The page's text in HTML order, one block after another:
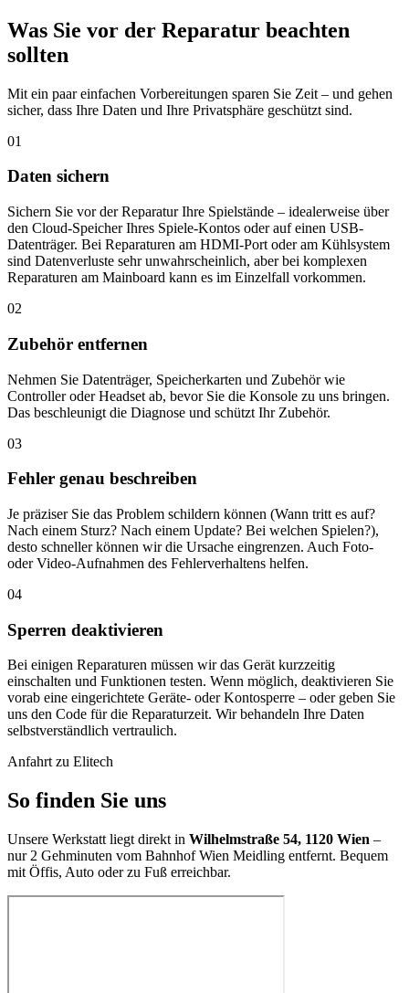
Was Sie vor der Reparatur beachten
sollten
Mit ein paar einfachen Vorbereitungen sparen Sie Zeit – und gehen
sicher, dass Ihre Daten und Ihre Privatsphäre geschützt sind.
01
Daten sichern
Sichern Sie vor der Reparatur Ihre Spielstände – idealerweise über
den Cloud-Speicher Ihres Spiele-Kontos oder auf einen USB-
Datenträger. Bei Reparaturen am HDMI-Port oder am Kühlsystem
sind Datenverluste sehr unwahrscheinlich, aber bei komplexen
Reparaturen am Mainboard kann es im Einzelfall vorkommen.
02
Zubehör entfernen
Nehmen Sie Datenträger, Speicherkarten und Zubehör wie
Controller oder Headset ab, bevor Sie die Konsole zu uns bringen.
Das beschleunigt die Diagnose und schützt Ihr Zubehör.
03
Fehler genau beschreiben
Je präziser Sie das Problem schildern können (Wann tritt es auf?
Nach einem Sturz? Nach einem Update? Bei welchen Spielen?),
desto schneller können wir die Ursache eingrenzen. Auch Foto-
oder Video-Aufnahmen des Fehlerverhaltens helfen.
04
Sperren deaktivieren
Bei einigen Reparaturen müssen wir das Gerät kurzzeitig
einschalten und Funktionen testen. Wenn möglich, deaktivieren Sie
vorab eine eingerichtete Geräte- oder Kontosperre – oder geben Sie
uns den Code für die Reparaturzeit. Wir behandeln Ihre Daten
selbstverständlich vertraulich.
Anfahrt zu Elitech
So finden Sie uns
Unsere Werkstatt liegt direkt in Wilhelmstraße 54, 1120 Wien –
nur 2 Gehminuten vom Bahnhof Wien Meidling entfernt. Bequem
mit Öffis, Auto oder zu Fuß erreichbar.